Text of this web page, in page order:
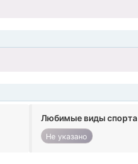
Любимые виды спорта
Не указано